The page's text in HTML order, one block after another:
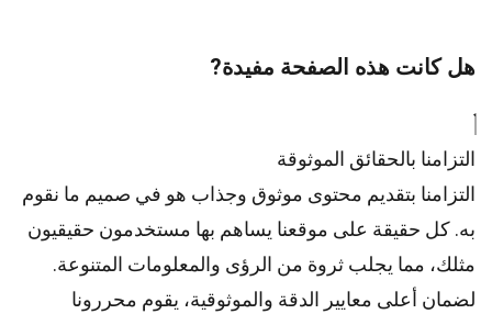
هل كانت هذه الصفحة مفيدة?
التزامنا بالحقائق الموثوقة
التزامنا بتقديم محتوى موثوق وجذاب هو في صميم ما نقوم
به. كل حقيقة على موقعنا يساهم بها مستخدمون حقيقيون
مثلك، مما يجلب ثروة من الرؤى والمعلومات المتنوعة.
لضمان أعلى معايير الدقة والموثوقية، يقوم محررونا